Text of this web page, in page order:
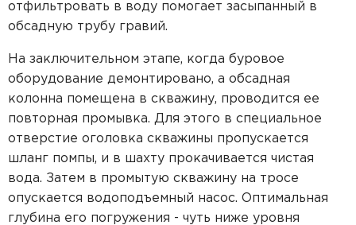
отфильтровать в воду помогает засыпанный в
обсадную трубу гравий.
На заключительном этапе, когда буровое
оборудование демонтировано, а обсадная
колонна помещена в скважину, проводится ее
повторная промывка. Для этого в специальное
отверстие оголовка скважины пропускается
шланг помпы, и в шахту прокачивается чистая
вода. Затем в промытую скважину на тросе
опускается водоподъемный насос. Оптимальная
глубина его погружения - чуть ниже уровня